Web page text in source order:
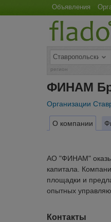
Объявления
регион
ФИНАМ
Организации
О компании
АО "ФИНАМ"
капитала.
площадки и
опытных
Контакты